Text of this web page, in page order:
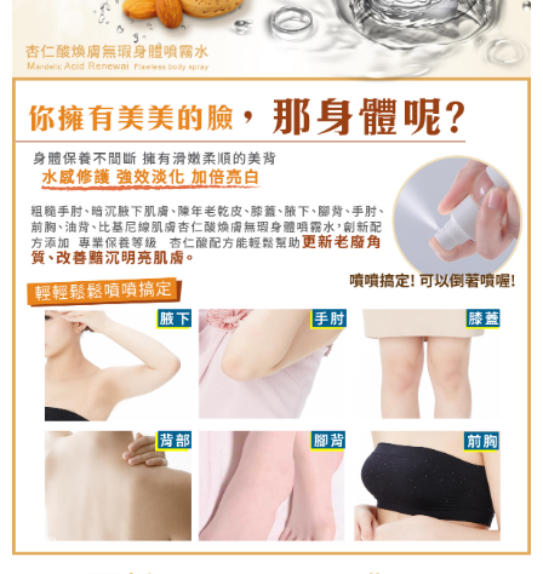
時審查核予不同之上限額度；若仍有額度不足之情形，本公司將視審查結果
請求用戶進行身份認證。
５．嚴禁一人註冊多個帳號或使用他人資訊註冊。若發現惡意使用之情形，
恩沛科技股份有限公司將有權停止該用戶之使用額度並採取法律行動。
每筆NT$70，滿NT$1,000(含以上)免運費
宅配-離島
每筆NT$100，滿NT$1,500(含以上)免運費
新竹貨到付款
每筆NT$100，滿NT$1,200(含以上)免運費
海外宅配 查看運費